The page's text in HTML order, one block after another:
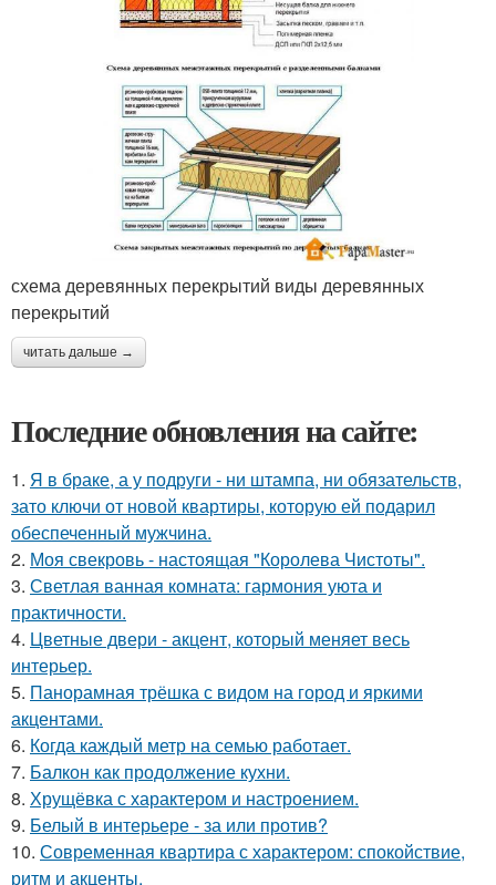
схема деревянных перекрытий виды деревянных
перекрытий
читать дальше →
Последние обновления на сайте:
1. Я в браке, а у подруги - ни штампа, ни обязательств,
зато ключи от новой квартиры, которую ей подарил
обеспеченный мужчина.
2. Моя свекровь - настоящая "Королева Чистоты".
3. Светлая ванная комната: гармония уюта и
практичности.
4. Цветные двери - акцент, который меняет весь
интерьер.
5. Панорамная трёшка с видом на город и яркими
акцентами.
6. Когда каждый метр на семью работает.
7. Балкон как продолжение кухни.
8. Хрущёвка с характером и настроением.
9. Белый в интерьере - за или против?
10. Современная квартира с характером: спокойствие,
ритм и акценты.